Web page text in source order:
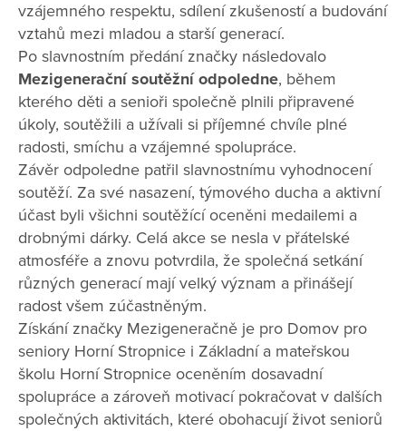
vzájemného respektu, sdílení zkušeností a budování
vztahů mezi mladou a starší generací.
Po slavnostním předání značky následovalo
Mezigenerační soutěžní odpoledne, během
kterého děti a senioři společně plnili připravené
úkoly, soutěžili a užívali si příjemné chvíle plné
radosti, smíchu a vzájemné spolupráce.
Závěr odpoledne patřil slavnostnímu vyhodnocení
soutěží. Za své nasazení, týmového ducha a aktivní
účast byli všichni soutěžící oceněni medailemi a
drobnými dárky. Celá akce se nesla v přátelské
atmosféře a znovu potvrdila, že společná setkání
různých generací mají velký význam a přinášejí
radost všem zúčastněným.
Získání značky Mezigeneračně je pro Domov pro
seniory Horní Stropnice i Základní a mateřskou
školu Horní Stropnice oceněním dosavadní
spolupráce a zároveň motivací pokračovat v dalších
společných aktivitách, které obohacují život seniorů